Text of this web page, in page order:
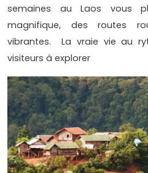
semaines au Laos vous
magnifique, des routes
vibrantes. La vraie vie au
visiteurs à explorer